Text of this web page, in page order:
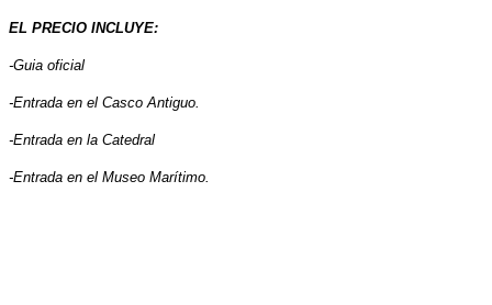
EL PRECIO INCLUYE:
-Guia oficial
-Entrada en el Casco Antiguo.
-Entrada en la Catedral
-Entrada en el Museo Marítimo.